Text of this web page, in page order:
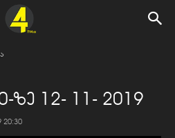
ზე 12- 11- 2019
20:30